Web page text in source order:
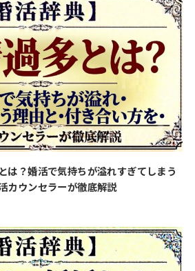
は？婚活で気持ちが溢れすぎてしまう
カウンセラーが徹底解説